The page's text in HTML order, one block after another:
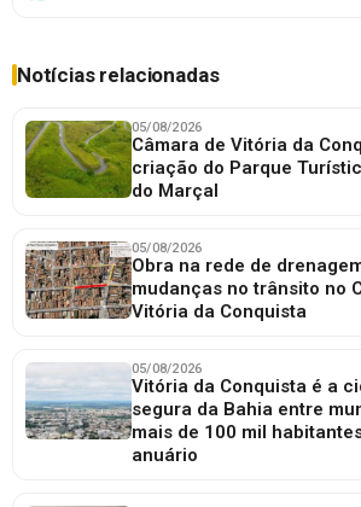
Notícias relacionadas
05/08/2026
Câmara de Vitória da
criação do Parque
do Marçal
05/08/2026
Obra na rede de
mudanças no trânsito no
Vitória da Conquista
05/08/2026
Vitória da Conquista é a
segura da Bahia entre
mais de 100 mil
anuário